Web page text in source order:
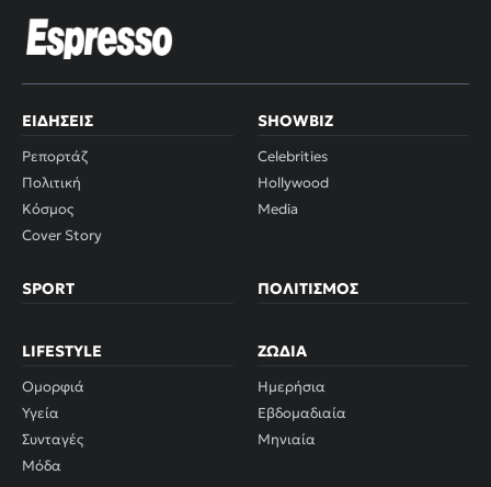
ΕΙΔΉΣΕΙΣ
Ρεπορτάζ
Πολιτική
Κόσμος
Cover Story
SHOWBIZ
Celebrities
Hollywood
Media
SPORT ΠΟΛΙΤΙΣΜΌΣ
LIFESTYLE
Ομορφιά
Υγεία
Συνταγές
Μόδα
ΖΏΔΙΑ
Ημερήσια
Εβδομαδιαία
Μηνιαία